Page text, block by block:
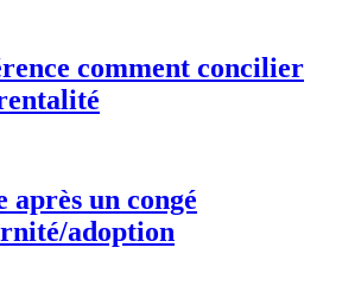
comment concilier
après un congé
adoption